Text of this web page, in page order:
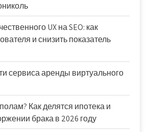
UX на SEO: как
и снизить показатель
сервиса аренды виртуального
Как делятся ипотека и
брака в 2026 году